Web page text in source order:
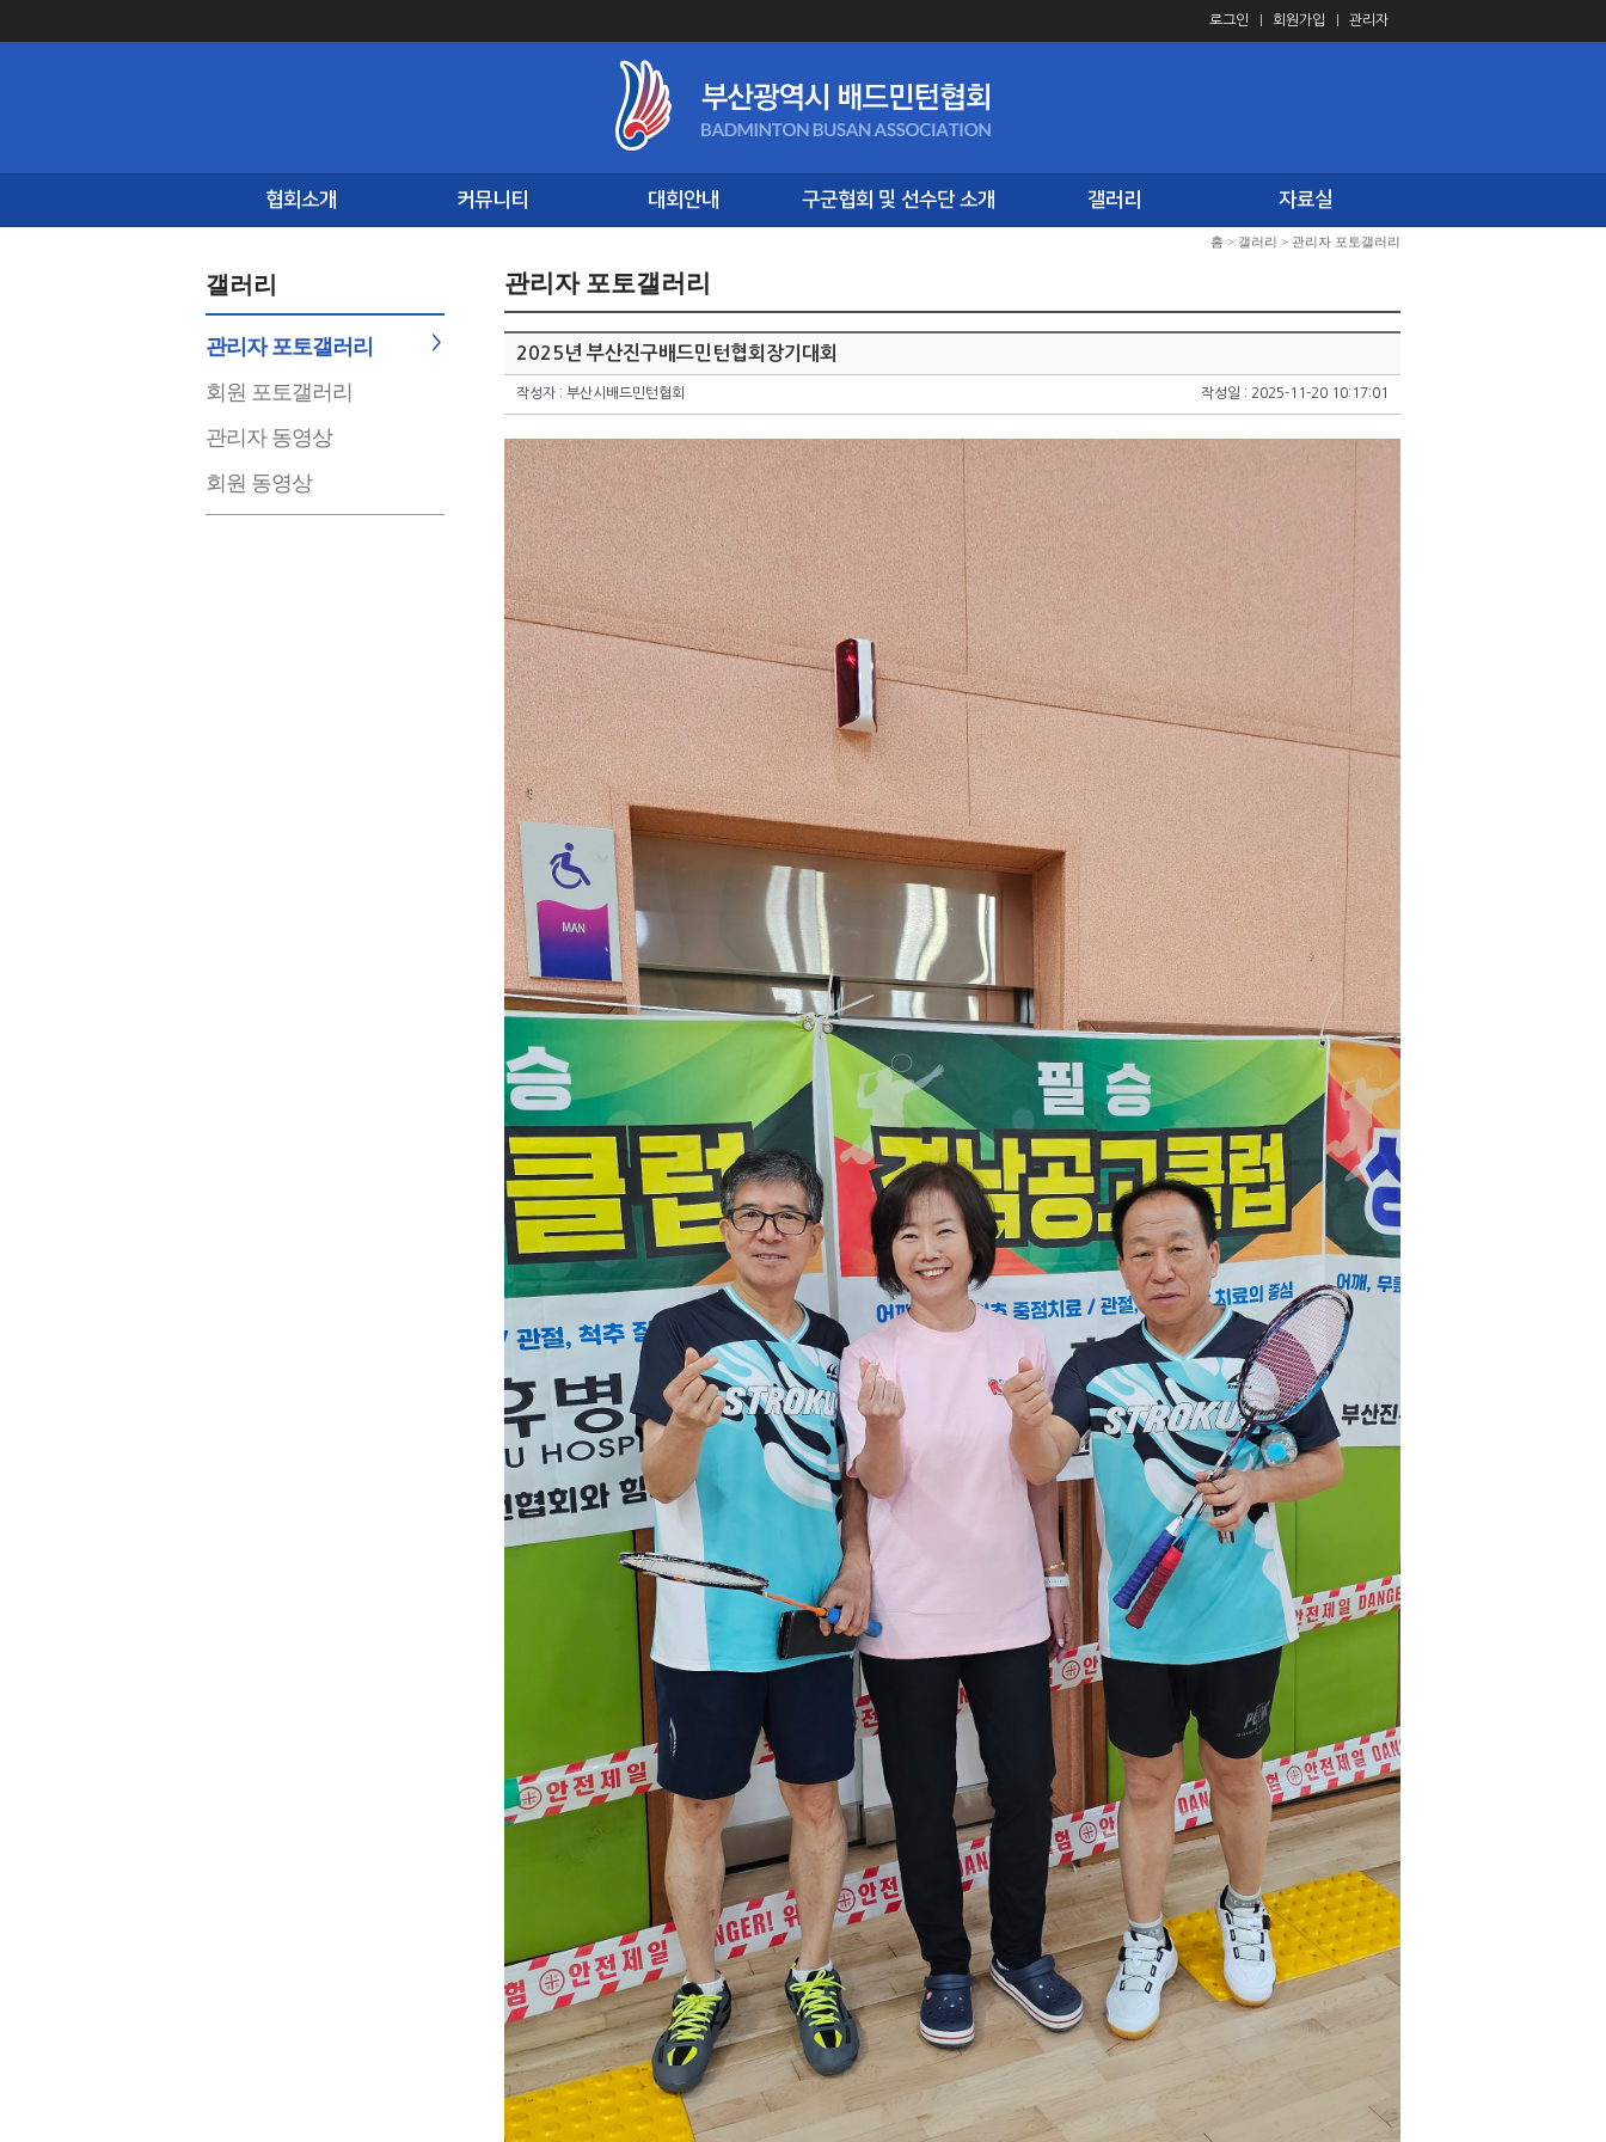
로그인 회원가입 관리자
협회소개 커뮤니티 대회안내 구군협회 및 선수단 소개 갤러리 자료실
홈 > 갤러리 > 관리자 포토갤러리
갤러리
관리자 포토갤러리
회원 포토갤러리
관리자 동영상
회원 동영상
관리자 포토갤러리
2025년 부산진구배드민턴협회장기대회
작성자 : 부산시배드민턴협회 작성일 : 2025-11-20 10:17:01